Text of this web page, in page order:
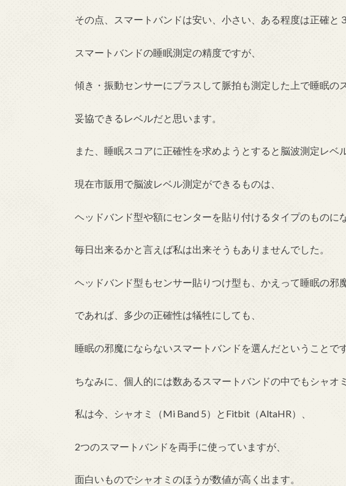
その点、スマートバンドは安い、小さい、ある程度は正確と
スマートバンドの睡眠測定の精度ですが、
傾き・振動センサーにプラスして脈拍も測定した上で睡眠の
妥協できるレベルだと思います。
また、睡眠スコアに正確性を求めようとすると脳波測定レベ
現在市販用で脳波レベル測定ができるものは、
ヘッドバンド型や額にセンターを貼り付けるタイプのものに
毎日出来るかと言えば私は出来そうもありませんでした。
ヘッドバンド型もセンサー貼りつけ型も、かえって睡眠の邪
であれば、多少の正確性は犠牲にしても、
睡眠の邪魔にならないスマートバンドを選んだということです
ちなみに、個人的には数あるスマートバンドの中でもシャオ
私は今、シャオミ（Mi Band 5）とFitbit（AltaHR）、
2つのスマートバンドを両手に使っていますが、
面白いものでシャオミのほうが数値が高く出ます。